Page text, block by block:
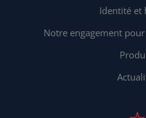
Identité et
Notre engagement